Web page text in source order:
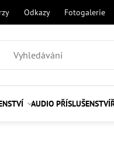
Odkazy Fotogalerie
AUDIO PŘÍSLUŠENSTVÍ